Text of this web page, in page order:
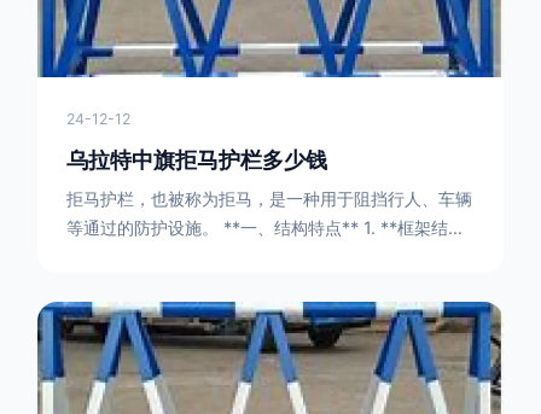
24-12-12
乌拉特中旗拒马护栏多少钱
拒马护栏，也被称为拒马，是一种用于阻挡行人、车辆
等通过的防护设施。 **一、结构特点** 1. **框架结构
方形的框架组合。这些框架相互连接，形成一个稳定的
结构，能够承受一定的冲击力。例如，在一些临时交通
管制的现场，三角形框架的拒马护栏可以很方便地拼接
在一起，像一个个小的三角锥形状的结构单